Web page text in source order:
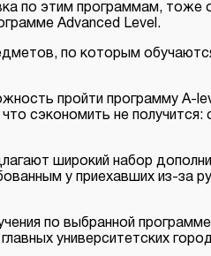
по этим программам, тоже
Advanced Level.
по которым
пройти программу A-
сэкономить не получится:
широкий набор
у приехавших из-за
по выбранной
университетских